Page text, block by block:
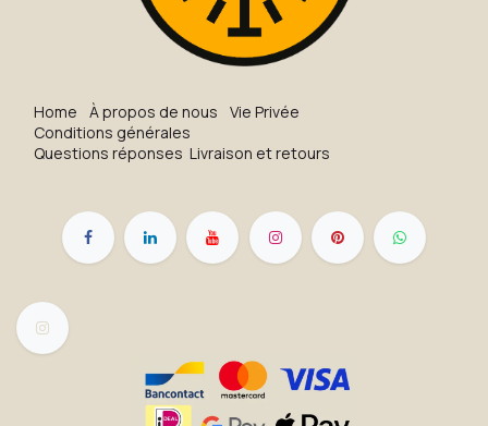
H​o​me À propos de nous
Vie Privée
Conditions générales
Questions réponses Livraison et retours